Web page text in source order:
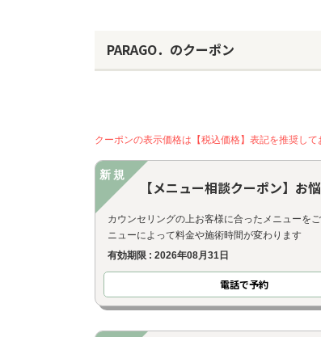
PARAGO．のクーポン
クーポンの表示価格は【税込価格】表記を推奨し
新規
【メニュー相談クーポン】お
カウンセリングの上お客様に合ったメニューを
ニューによって料金や施術時間が変わります
有効期限 : 2026年08月31日
電話で予約